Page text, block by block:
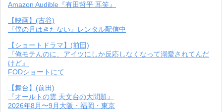
Amazon Audible『有田哲平 耳笑』
【映画】(古谷)
『僕の月はきたない』レンタル配信中
【ショートドラマ】(前田)
『俺モテんのに、アイツにしか反応しなくなって溺愛されてんだ
けど』
FODショートにて
【舞台】(前田)
『オールトの雲 天文台の大問題』
2026年8月〜9月大阪・福岡・東京